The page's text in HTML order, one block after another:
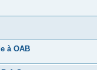
à OAB